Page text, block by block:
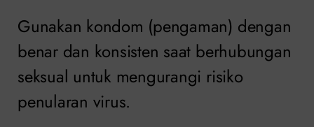
Gunakan kondom (pengaman) dengan
benar dan konsisten saat berhubungan
seksual untuk mengurangi risiko
penularan virus.